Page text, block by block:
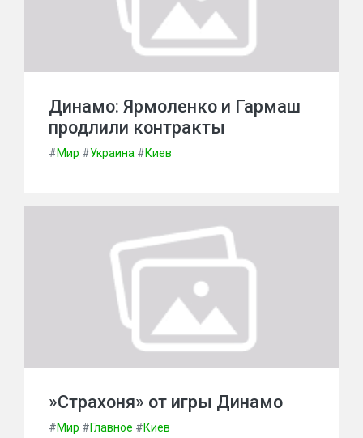
Динамо: Ярмоленко и Гармаш
продлили контракты
#Мир #Украина #Киев
»Страхоня» от игры Динамо
#Мир #Главное #Киев